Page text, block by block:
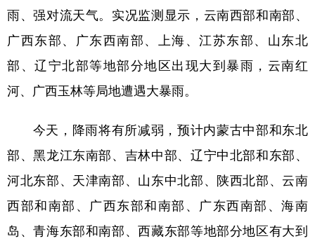
地方频道
北京 天津
浙江 福建 江西
山东 河南 湖北 湖南
广东 广西 海南 重庆
四川 贵州 云南 西藏
雨、强对流天气。实况监测显示，云南西部和南部、
广西东部、广东西南部、上海、江苏东部、山东北
部、辽宁北部等地部分地区出现大到暴雨，云南红
河、广西玉林等局地遭遇大暴雨。
今天，降雨将有所减弱，预计内蒙古中部和东北
部、黑龙江东南部、吉林中部、辽宁中北部和东部、
河北东部、天津南部、山东中北部、陕西北部、云南
西部和南部、广西东部和南部、广东西南部、海南
岛、青海东部和南部、西藏东部等地部分地区有大到